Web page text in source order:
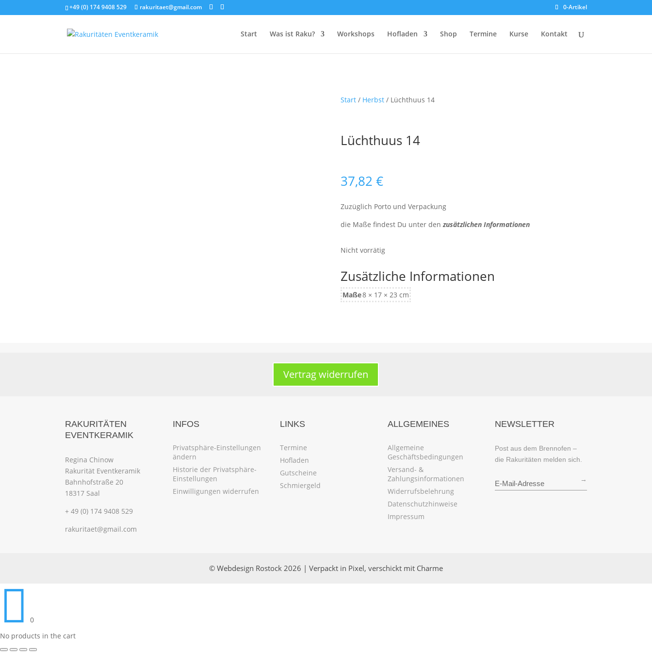
+49 (0) 174 9408 529 rakuritaet@gmail.com 0-Artikel
Start Was ist Raku? Workshops Hofladen Shop Termine Kurse Kontakt
Start/ Herbst/ Lüchthuus 14
Lüchthuus 14
37,82 €
Zuzüglich Porto und Verpackung
die Maße findest Du unter denzusätzlichen Informationen
Nicht vorrätig
Zusätzliche Informationen
Maße8 × 17 × 23 cm
Vertrag widerrufen
RAKURITÄTEN
EVENTKERAMIK
Regina Chinow
Rakurität Eventkeramik
Bahnhofstraße 20
18317 Saal
+ 49 (0) 174 9408 529
rakuritaet@gmail.com
INFOS
Privatsphäre-Einstellungen
ändern
Historie der Privatsphäre-
Einstellungen
Einwilligungen widerrufen
LINKS
Termine
Hofladen
Gutscheine
Schmiergeld
ALLGEMEINES
Allgemeine
Geschäftsbedingungen
Versand- &
Zahlungsinformationen
Widerrufsbelehrung
Datenschutzhinweise
Impressum
NEWSLETTER
Post aus dem Brennofen –
die Rakuritäten melden sich.
→
© Webdesign Rostock 2026 | Verpackt in Pixel, verschickt mit Charme

0
No products in the cart